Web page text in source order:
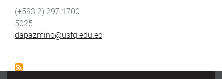
(+593 2) 297-1700
5025
dapazmino@usfq.edu.ec